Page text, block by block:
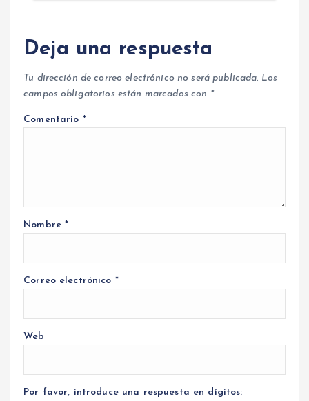
Deja una respuesta
Tu dirección de correo electrónico no será publicada. Los
campos obligatorios están marcados con *
Comentario *
Nombre*
Correo electrónico *
Web
Por favor, introduce una respuesta en dígitos: